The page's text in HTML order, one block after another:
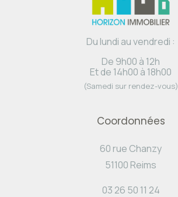
Du lundi au vendredi :
De 9h00 à 12h
Et de 14h00 à 18h00
(Samedi sur rendez-vous)
Coordonnées
60 rue Chanzy
51100 Reims
03 26 50 11 24